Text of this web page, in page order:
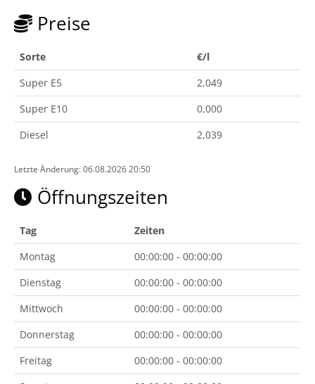
Preise
Sorte
€/l
Super E5
2,049
Super E10
0,000
Diesel
2,039
Letzte Änderung: 06.08.2026 20:50
Öffnungszeiten
Tag
Zeiten
Montag
00:00:00 - 00:00:00
Dienstag
00:00:00 - 00:00:00
Mittwoch
00:00:00 - 00:00:00
Donnerstag
00:00:00 - 00:00:00
Freitag
00:00:00 - 00:00:00